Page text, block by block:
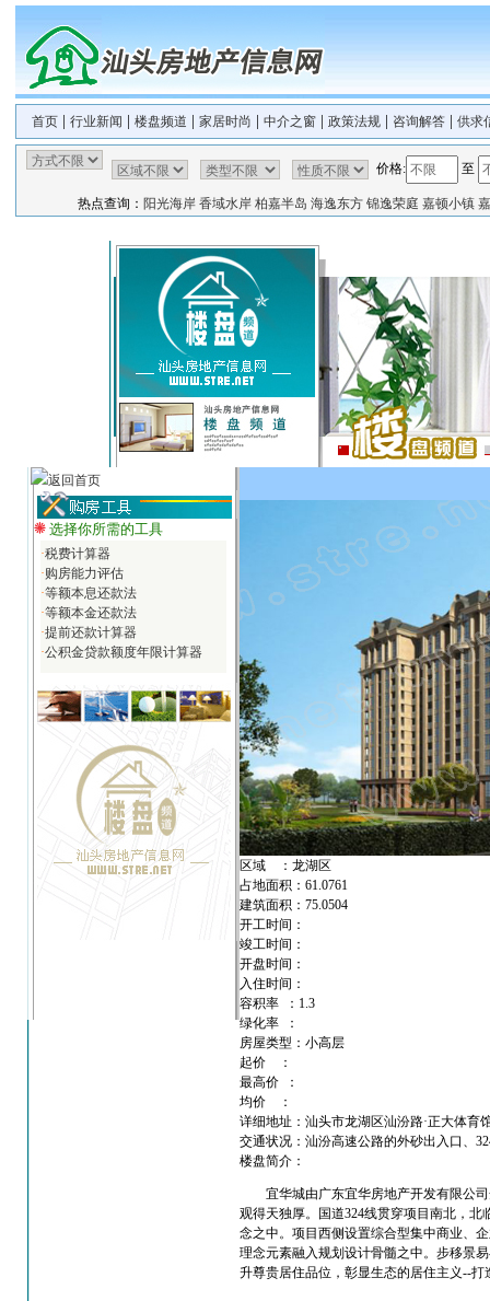
首页 行业新闻 楼盘频道 家居时尚 中介之窗 政策法规 咨询解答 供求
价格: 至
热点查询： 阳光海岸 香域水岸 柏嘉半岛 海逸东方 锦逸荣庭 嘉顿小镇
返回首页
选择你所需的工具
·税费计算器
·购房能力评估
·等额本息还款法
·等额本金还款法
·提前还款计算器
·公积金贷款额度年限计算器
区域 ：龙湖区
占地面积：61.0761
建筑面积：75.0504
开工时间：
竣工时间：
开盘时间：
入住时间：
容积率 ：1.3
绿化率 ：
房屋类型：小高层
起价 ：
最高价 ：
均价 ：
详细地址：汕头市龙湖区汕汾路·正大体育
交通状况：汕汾高速公路的外砂出入口、
楼盘简介：
宜华城由广东宜华房地产开发有限公司
观得天独厚。国道324线贯穿项目南北，
念之中。项目西侧设置综合型集中商业
理念元素融入规划设计骨髓之中。步移景
升尊贵居住品位，彰显生态的居住主义--